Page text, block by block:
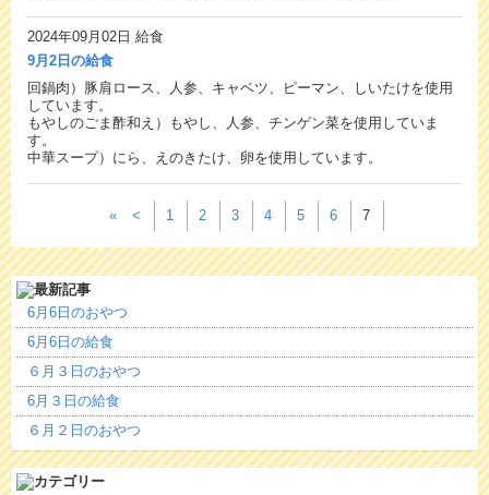
2024年09月02日 給食
9月2日の給食
回鍋肉）豚肩ロース、人参、キャベツ、ピーマン、しいたけを使用
しています。
もやしのごま酢和え）もやし、人参、チンゲン菜を使用していま
す。
中華スープ）にら、えのきたけ、卵を使用しています。
« < 1 2 3 4 5 6 7
6月6日のおやつ
6月6日の給食
６月３日のおやつ
6月３日の給食
６月２日のおやつ